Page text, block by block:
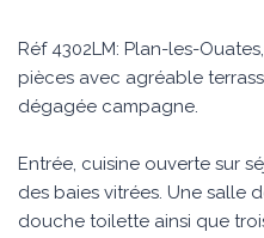
Réf 4302LM: Plan-les-
pièces avec agréable
dégagée campagne.
Entrée, cuisine ouverte sur
des baies vitrées. Une salle
douche toilette ainsi que